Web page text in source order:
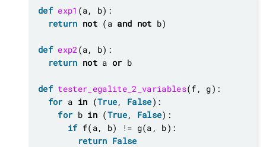
def exp1
return not (a and not
def exp2
return not a or
def tester_egalite_2_variables
for a in (True, False
for b in (True, False
if f(a, b) !=
return False